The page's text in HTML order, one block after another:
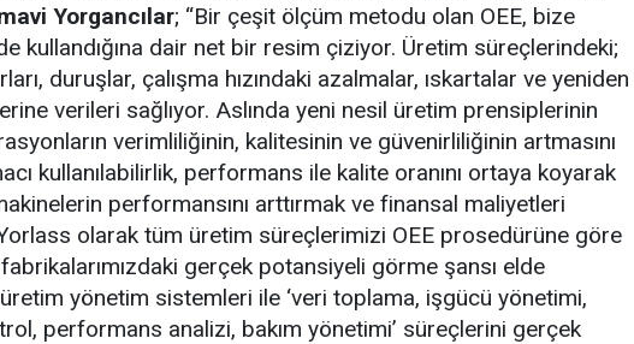
Yorgancılar; “Bir çeşit ölçüm metodu olan OEE, bize
kullandığına dair net bir resim çiziyor. Üretim süreçlerindeki;
duruşlar, çalışma hızındaki azalmalar, ıskartalar ve yeniden
verileri sağlıyor. Aslında yeni nesil üretim prensiplerinin
verimliliğinin, kalitesinin ve güvenirliliğinin artmasını
kullanılabilirlik, performans ile kalite oranını ortaya koyarak
performansını arttırmak ve finansal maliyetleri
olarak tüm üretim süreçlerimizi OEE prosedürüne göre
gerçek potansiyeli görme şansı elde
yönetim sistemleri ile ‘veri toplama, işgücü yönetimi,
performans analizi, bakım yönetimi’ süreçlerini gerçek